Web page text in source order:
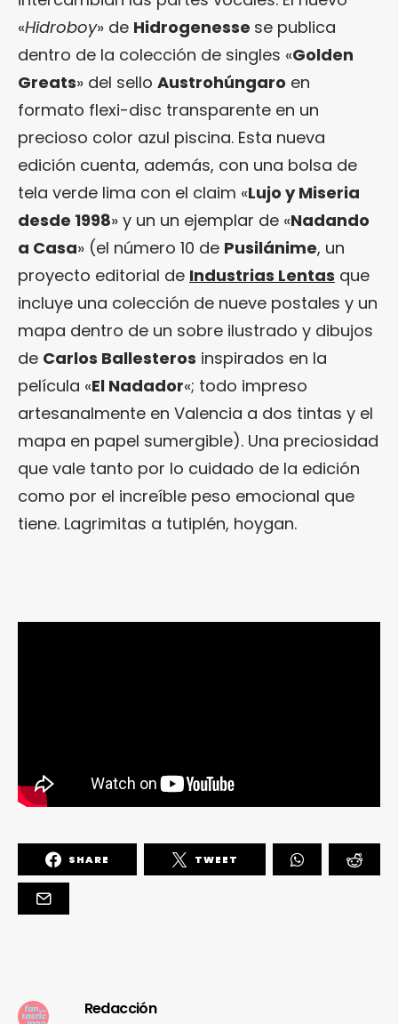
«Hidroboy» de Hidrogenesse se publica
dentro de la colección de singles «Golden
Greats» del sello Austrohúngaro en
formato flexi-disc transparente en un
precioso color azul piscina. Esta nueva
edición cuenta, además, con una bolsa de
tela verde lima con el claim «Lujo y Miseria
desde 1998» y un un ejemplar de «Nadando
a Casa» (el número 10 de Pusilánime, un
proyecto editorial de Industrias Lentas que
incluye una colección de nueve postales y un
mapa dentro de un sobre ilustrado y dibujos
de Carlos Ballesteros inspirados en la
película «El Nadador«; todo impreso
artesanalmente en Valencia a dos tintas y el
mapa en papel sumergible). Una preciosidad
que vale tanto por lo cuidado de la edición
como por el increíble peso emocional que
tiene. Lagrimitas a tutiplén, hoygan.
SHARE TWEET
Redacción